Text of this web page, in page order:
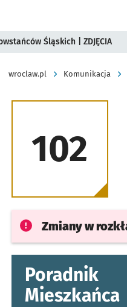
Śląskich | ZDJĘCIA
wroclaw.pl Komunikacja
102
Zmiany w
Poradnik
Mieszkańca